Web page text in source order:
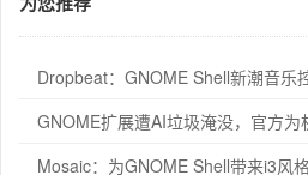
Dropbeat：GNOME Shell新潮音乐
GNOME扩展遭AI垃圾淹没，官方
Mosaic：为GNOME Shell带来i3风